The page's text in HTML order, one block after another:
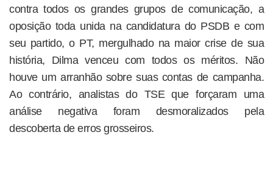
contra todos os grandes grupos de comunicação, a
oposição toda unida na candidatura do PSDB e com
seu partido, o PT, mergulhado na maior crise de sua
história, Dilma venceu com todos os méritos. Não
houve um arranhão sobre suas contas de campanha.
Ao contrário, analistas do TSE que forçaram uma
análise negativa foram desmoralizados pela
descoberta de erros grosseiros.